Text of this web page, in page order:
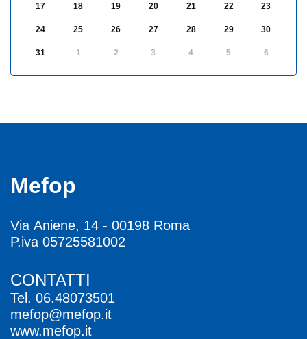
17 18 19 20 21 22 23
24 25 26 27 28 29 30
31 1 2 3 4 5 6
Mefop
Via Aniene, 14 - 00198 Roma
P.iva 05725581002
CONTATTI
Tel. 06.48073501
mefop@mefop.it
www.mefop.it